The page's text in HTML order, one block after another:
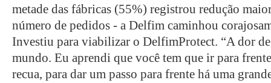
metade das fábricas (55%) registrou redução
número de pedidos - a Delfim caminhou
Investiu para viabilizar o DelfimProtect. “A dor
mundo. Eu aprendi que você tem que ir para
recua, para dar um passo para frente há uma